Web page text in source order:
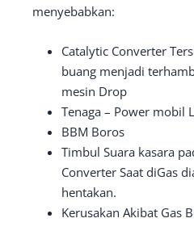
menyebabkan:
Catalytic Converter
buang menjadi
mesin Drop
Tenaga – Power mobil
BBM Boros
Timbul Suara kasara
Converter Saat diGas
hentakan.
Kerusakan Akibat Gas